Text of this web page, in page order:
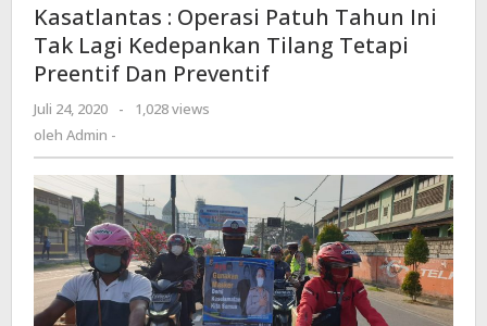
Patuh
Tahun
Ini
Lagi
Tilang
Tetapi
Preentif
Dan
Preventif
Kasatlantas : Operasi Patuh Tahun Ini
Tak Lagi Kedepankan Tilang Tetapi
Preentif Dan Preventif
Juli 24, 2020
oleh
-
1,028 views
oleh Admin -